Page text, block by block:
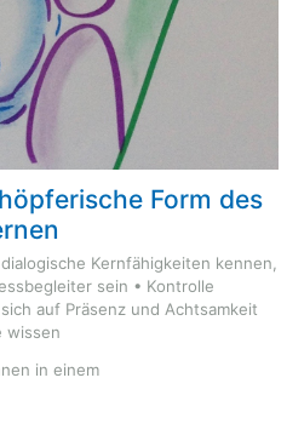
Form des
Kernfähigkeiten kennen,
sein • Kontrolle
auf Präsenz und Achtsamkeit
wissen
in einem